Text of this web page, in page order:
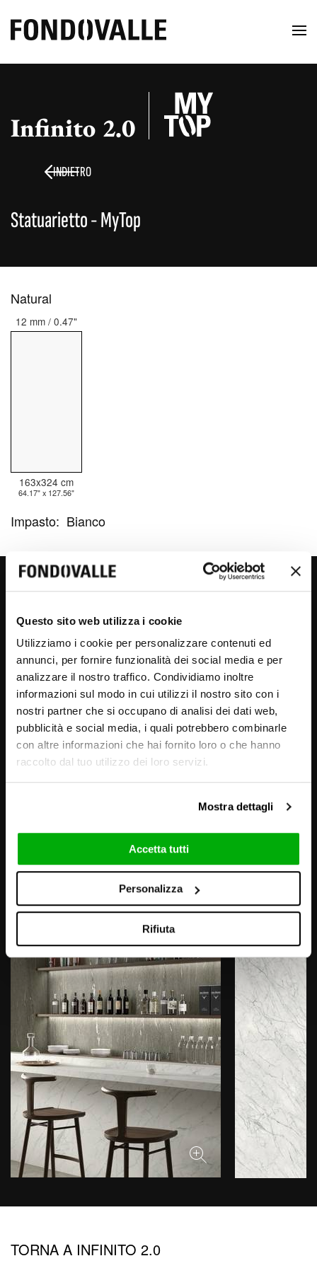
Questo sito web utilizza i cookie
Utilizziamo i cookie per personalizzare contenuti ed
annunci, per fornire funzionalità dei social media e per
analizzare il nostro traffico. Condividiamo inoltre
informazioni sul modo in cui utilizzi il nostro sito con i
nostri partner che si occupano di analisi dei dati web,
pubblicità e social media, i quali potrebbero combinarle
con altre informazioni che hai fornito loro o che hanno
raccolto dal tuo utilizzo dei loro servizi.
Mostra dettagli
Accetta tutti
Personalizza
Rifiuta
INDIETRO
Infinito 2.0
Statuarietto - MyTop
Natural
12 mm / 0.47"
163x324 cm
64.17" x 127.56"
Impasto: Bianco
STATUARIETTO
GRAFICHE E AMBIENTAZIONI
TORNA A INFINITO 2.0